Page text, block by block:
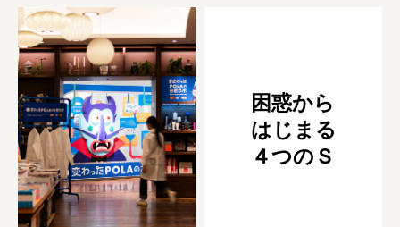
困惑から
はじまる
４つのＳ